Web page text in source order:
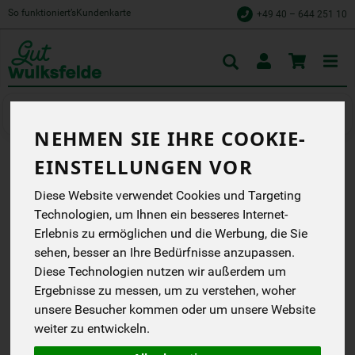
NEHMEN SIE IHRE COOKIE-
EINSTELLUNGEN VOR
Diese Website verwendet Cookies und Targeting
Technologien, um Ihnen ein besseres Internet-
Erlebnis zu ermöglichen und die Werbung, die Sie
sehen, besser an Ihre Bedürfnisse anzupassen.
Diese Technologien nutzen wir außerdem um
Ergebnisse zu messen, um zu verstehen, woher
unsere Besucher kommen oder um unsere Website
weiter zu entwickeln.
So funktioniert’s Kundenkarte +49 40 – 644 251 10
HAFERDRINK BARISTA
Veganer:innen,
Vegetarier:innen und
Menschen mit
Laktoseintoleranz.
Einfach verwendbar wie
Milch zum Trinken,
Kochen, Backen usw.
Toggle
cart